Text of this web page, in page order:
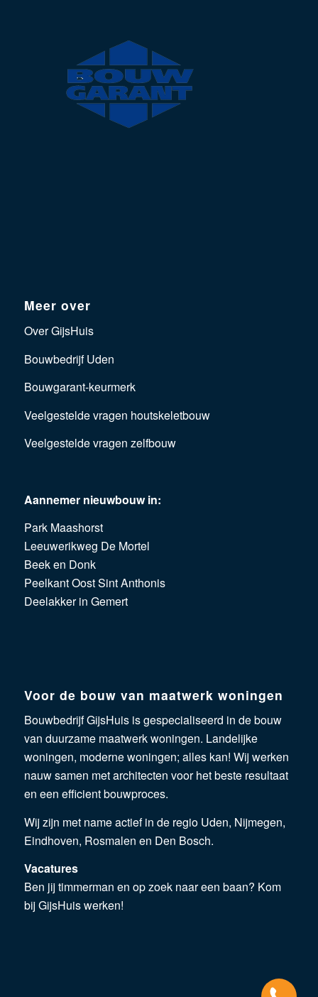
Meer over
Over GijsHuis
Bouwbedrijf Uden
Bouwgarant-keurmerk
Veelgestelde vragen houtskeletbouw
Veelgestelde vragen zelfbouw
Aannemer nieuwbouw in:
Park Maashorst
Leeuwerikweg De Mortel
Beek en Donk
Peelkant Oost Sint Anthonis
Deelakker in Gemert
Voor de bouw van maatwerk woningen
Bouwbedrijf GijsHuis is gespecialiseerd in de bouw
van duurzame maatwerk woningen. Landelijke
woningen, moderne woningen; alles kan! Wij werken
nauw samen met architecten voor het beste resultaat
en een efficient bouwproces.
Wij zijn met name actief in de regio Uden, Nijmegen,
Eindhoven, Rosmalen en Den Bosch.
Vacatures
Ben jijtimmerman en op zoek naar een baan? Kom
bij GijsHuis werken!